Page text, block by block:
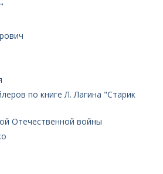
по книге Л. Лагина "Старик
Отечественной войны